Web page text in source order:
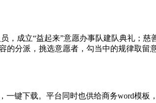
成立“益起来”意愿办事队建队典礼；慈
分派，挑选意愿者，勾当中的规律取留
键下载。平台同时也供给商务word模板